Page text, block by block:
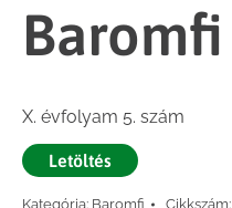
Baromfi
X. évfolyam 5. szám
Letöltés
Kategória: Baromfi Cikkszám: